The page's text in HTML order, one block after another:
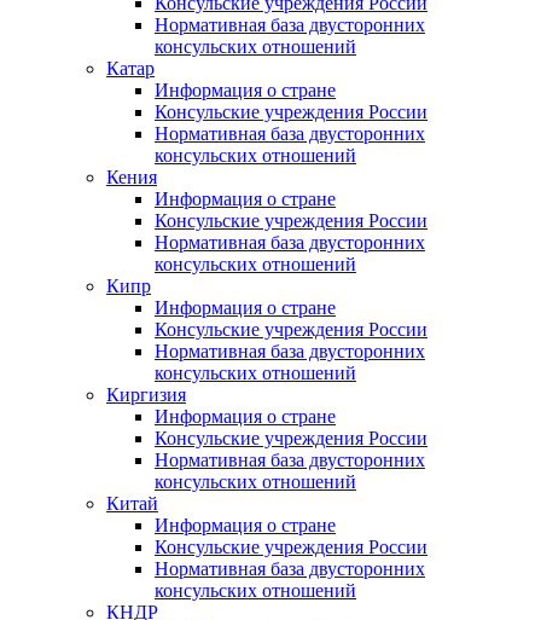
Нормативная база двусторонних
консульских отношений
Катар
Информация о стране
Консульские учреждения России
Нормативная база двусторонних
консульских отношений
Кения
Информация о стране
Консульские учреждения России
Нормативная база двусторонних
консульских отношений
Кипр
Информация о стране
Консульские учреждения России
Нормативная база двусторонних
консульских отношений
Киргизия
Информация о стране
Консульские учреждения России
Нормативная база двусторонних
консульских отношений
Китай
Информация о стране
Консульские учреждения России
Нормативная база двусторонних
консульских отношений
КНДР